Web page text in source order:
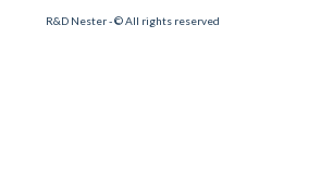
R&D Nester - © All rights reserved